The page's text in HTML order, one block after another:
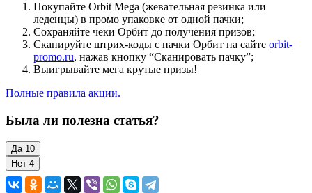
Покупайте Orbit Mega (жевательная резинка или
леденцы) в промо упаковке от одной пачки;
Сохраняйте чеки Орбит до получения призов;
Сканируйте штрих-коды с пачки Орбит на сайте orbit-
promo.ru, нажав кнопку “Сканировать пачку”;
Выигрывайте мега крутые призы!
Полные правила акции.
Была ли полезна статья?
Да 10
Нет 4